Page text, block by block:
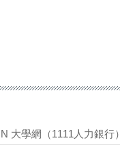
大學網（1111人力銀行）